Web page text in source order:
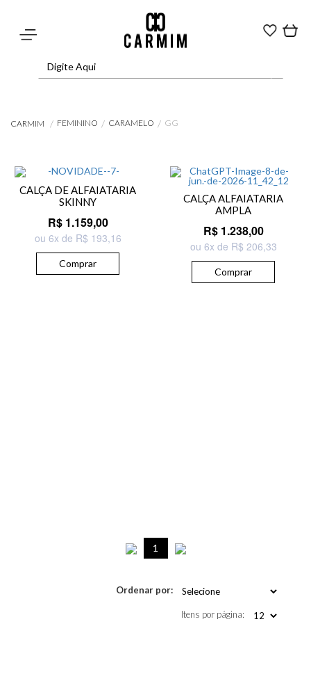
CARMIM FEMININO CARAMELO GG
CALÇA DE ALFAIATARIA
SKINNY
R$ 1.159,00
ou 6x de R$ 193,16
Comprar
CALÇA ALFAIATARIA
AMPLA
R$ 1.238,00
ou 6x de R$ 206,33
Comprar
1
Ordenar por:
Itens por página: